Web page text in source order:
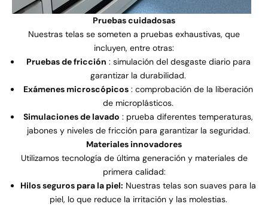
Pruebas cuidadosas
Nuestras telas se someten a pruebas exhaustivas, que
incluyen, entre otras:
Pruebas de fricción : simulación del desgaste diario para
garantizar la durabilidad.
Exámenes microscópicos : comprobación de la liberación
de microplásticos.
Simulaciones de lavado : prueba diferentes temperaturas,
jabones y niveles de fricción para garantizar la seguridad.
Materiales innovadores
Utilizamos tecnología de última generación y materiales de
primera calidad:
Hilos seguros para la piel: Nuestras telas son suaves para la
piel, lo que reduce la irritación y las molestias.